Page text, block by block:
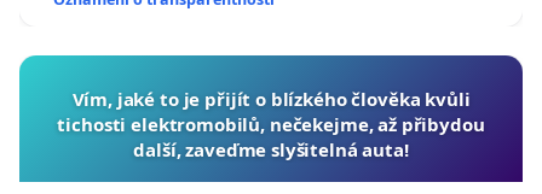
Vím, jaké to je přijít o blízkého člověka kvůli
tichosti elektromobilů, nečekejme, až přibydou
další, zaveďme slyšitelná auta!